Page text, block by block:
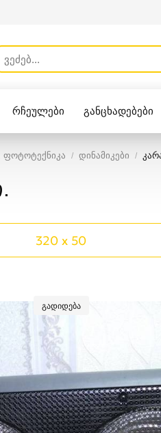
რჩეულები განცხადებები
დინამიკები
320 x 50
გადიდება